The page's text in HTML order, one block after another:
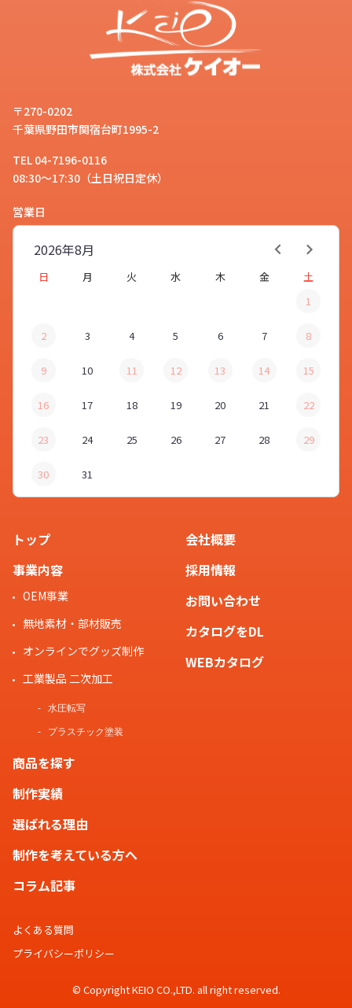
〒270-0202
千葉県野田市関宿台町1995-2
TEL 04-7196-0116
08:30～17:30（土日祝日定休）
営業日
8月
2026年
日 月 火 水 木 金
土
1
2 3 4 5 6 7 8
9 10 11 12 13 14 15
16 17 18 19 20 21 22
23 24 25 26 27 28 29
30 31
トップ
事業内容
OEM事業
無地素材・部材販売
オンラインでグッズ制作
工業製品 二次加工
水圧転写
プラスチック塗装
商品を探す
制作実績
選ばれる理由
制作を考えている方へ
コラム記事
会社概要
採用情報
お問い合わせ
カタログをDL
WEBカタログ
よくある質問
プライバシーポリシー
© Copyright KEIO CO.,LTD. all right reserved.